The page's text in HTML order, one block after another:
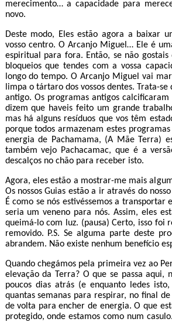
merecimento… a capacidade para
novo.
Deste modo, Eles estão agora a baixar
vosso centro. O Arcanjo Miguel… Ele é
espiritual para fora. Então, se não
bloqueios que tendes com a vossa
longo do tempo. O Arcanjo Miguel vai
limpa o tártaro dos vossos dentes. Trata-
antigo. Os programas antigos
dizem que haveis feito um grande
mas há alguns resíduos que vos têm
porque todos armazenam estes
energia de Pachamama, (A Mãe Terra)
também vejo Pachacamac, que é a
descalços no chão para receber isto.
Agora, eles estão a mostrar-me mais
Os nossos Guias estão a ir através do
É como se nós estivéssemos a
seria um veneno para nós. Assim, eles
queimá-lo com luz. (pausa) Certo, isso
removido. P.S. Se alguma parte deste
abrandem. Não existe nenhum benefício
Quando chegámos pela primeira vez ao
elevação da Terra? O que se passa
poucos dias atrás (e enquanto ledes
quantas semanas para respirar, no final
de volta para encher de energia. O que
protegido, onde estamos como num